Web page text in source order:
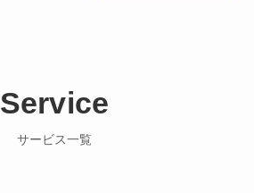
Service
サービス一覧